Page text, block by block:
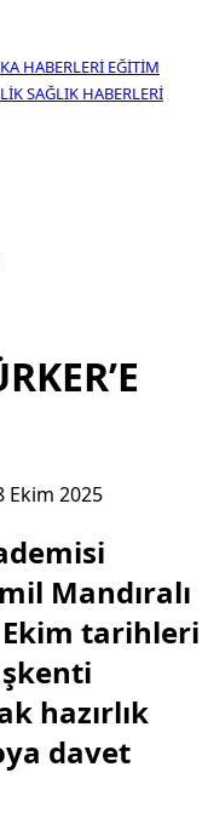
HABERLERI EĞITIM
SAĞLIK HABERLERI
Ekim 2025
Mandıralı
Ekim tarihleri
hazırlık
davet